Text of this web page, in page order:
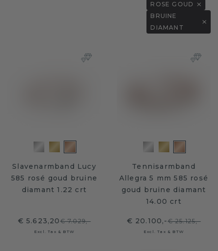
ROSE GOUD
BRUINE
DIAMANT
Slavenarmband Lucy
585 rosé goud bruine
diamant 1.22 crt
€ 5.623,20€ 7.029,-
Excl. Tax & BTW
Tennisarmband
Allegra 5 mm 585 rosé
goud bruine diamant
14.00 crt
€ 20.100,-€ 25.125,-
Excl. Tax & BTW